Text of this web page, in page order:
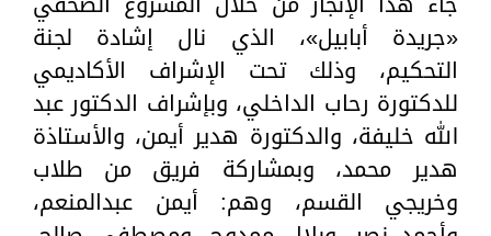
«جريدة أبابيل»، الذي نال إشادة لجنة
التحكيم، وذلك تحت الإشراف الأكاديمي
للدكتورة رحاب الداخلي، وبإشراف الدكتور عبد
الله خليفة، والدكتورة هدير أيمن، والأستاذة
هدير محمد، وبمشاركة فريق من طلاب
وخريجي القسم، وهم: أيمن عبدالمنعم،